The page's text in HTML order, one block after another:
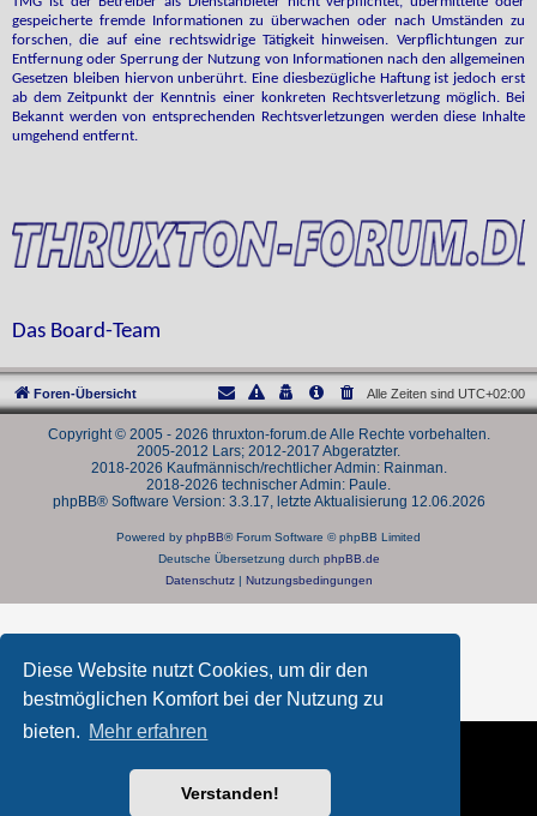
Diese Website nutzt Cookies, um dir den
bestmöglichen Komfort bei der Nutzung zu
bieten. Mehr erfahren
Verstanden!
gespeicherte fremde Informationen zu überwachen oder nach Umständen zu
forschen, die auf eine rechtswidrige Tätigkeit hinweisen. Verpflichtungen zur
Entfernung oder Sperrung der Nutzung von Informationen nach den allgemeinen
Gesetzen bleiben hiervon unberührt. Eine diesbezügliche Haftung ist jedoch erst
ab dem Zeitpunkt der Kenntnis einer konkreten Rechtsverletzung möglich. Bei
Bekannt werden von entsprechenden Rechtsverletzungen werden diese Inhalte
umgehend entfernt.
Das Board-Team
Foren-Übersicht Alle Zeiten sind UTC+02:00
Copyright © 2005 - 2026 thruxton-forum.de Alle Rechte vorbehalten.
2005-2012 Lars; 2012-2017 Abgeratzter.
2018-2026 Kaufmännisch/rechtlicher Admin: Rainman.
2018-2026 technischer Admin: Paule.
phpBB® Software Version: 3.3.17, letzte Aktualisierung 12.06.2026
Powered by phpBB® Forum Software © phpBB Limited
Deutsche Übersetzung durch phpBB.de
Datenschutz| Nutzungsbedingungen